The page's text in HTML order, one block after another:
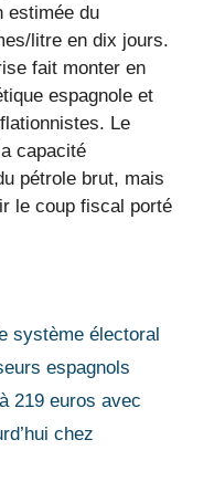
estimée du
litre en dix jours.
fait monter en
espagnole et
Le
capacité
pétrole brut, mais
le coup fiscal porté
système électoral
espagnols
219 euros avec
chez